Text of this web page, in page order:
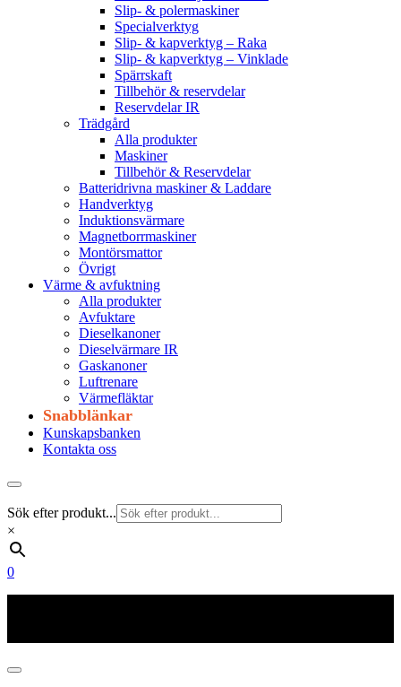
Slip- & polermaskiner
Specialverktyg
Slip- & kapverktyg – Raka
Slip- & kapverktyg – Vinklade
Spärrskaft
Tillbehör & reservdelar
Reservdelar IR
Trädgård
Alla produkter
Maskiner
Tillbehör & Reservdelar
Batteridrivna maskiner & Laddare
Handverktyg
Induktionsvärmare
Magnetborrmaskiner
Montörsmattor
Övrigt
Värme & avfuktning
Alla produkter
Avfuktare
Dieselkanoner
Dieselvärmare IR
Gaskanoner
Luftrenare
Värmefläktar
Snabblänkar
Kunskapsbanken
Kontakta oss
Sök efter produkt...
×
0